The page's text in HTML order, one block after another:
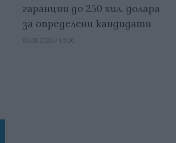
гаранции до 250 хил. долара
за определени кандидати
06.08.2026 / 10:00